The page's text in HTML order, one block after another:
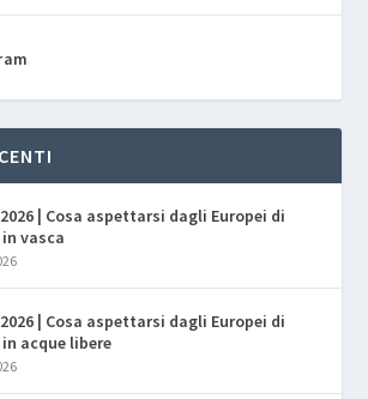
| Cosa aspettarsi dagli Europei di
vasca
| Cosa aspettarsi dagli Europei di
acque libere